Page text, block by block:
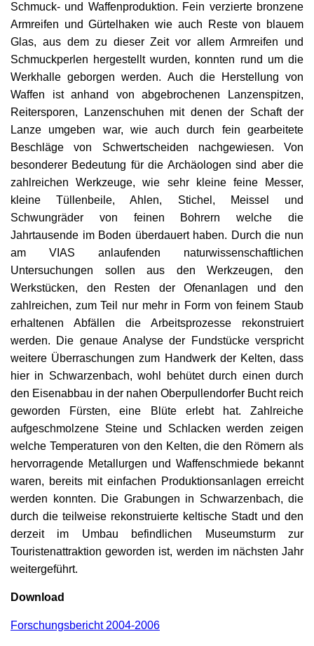
Schmuck- und Waffenproduktion. Fein verzierte bronzene
Armreifen und Gürtelhaken wie auch Reste von blauem
Glas, aus dem zu dieser Zeit vor allem Armreifen und
Schmuckperlen hergestellt wurden, konnten rund um die
Werkhalle geborgen werden. Auch die Herstellung von
Waffen ist anhand von abgebrochenen Lanzenspitzen,
Reitersporen, Lanzenschuhen mit denen der Schaft der
Lanze umgeben war, wie auch durch fein gearbeitete
Beschläge von Schwertscheiden nachgewiesen. Von
besonderer Bedeutung für die Archäologen sind aber die
zahlreichen Werkzeuge, wie sehr kleine feine Messer,
kleine Tüllenbeile, Ahlen, Stichel, Meissel und
Schwungräder von feinen Bohrern welche die
Jahrtausende im Boden überdauert haben. Durch die nun
am VIAS anlaufenden naturwissenschaftlichen
Untersuchungen sollen aus den Werkzeugen, den
Werkstücken, den Resten der Ofenanlagen und den
zahlreichen, zum Teil nur mehr in Form von feinem Staub
erhaltenen Abfällen die Arbeitsprozesse rekonstruiert
werden. Die genaue Analyse der Fundstücke verspricht
weitere Überraschungen zum Handwerk der Kelten, dass
hier in Schwarzenbach, wohl behütet durch einen durch
den Eisenabbau in der nahen Oberpullendorfer Bucht reich
geworden Fürsten, eine Blüte erlebt hat. Zahlreiche
aufgeschmolzene Steine und Schlacken werden zeigen
welche Temperaturen von den Kelten, die den Römern als
hervorragende Metallurgen und Waffenschmiede bekannt
waren, bereits mit einfachen Produktionsanlagen erreicht
werden konnten. Die Grabungen in Schwarzenbach, die
durch die teilweise rekonstruierte keltische Stadt und den
derzeit im Umbau befindlichen Museumsturm zur
Touristenattraktion geworden ist, werden im nächsten Jahr
weitergeführt.
Download
Forschungsbericht 2004-2006